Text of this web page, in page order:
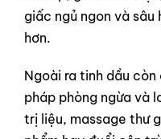
giấc ngủ ngon và sâu
hơn.
Ngoài ra tinh dầu còn
pháp phòng ngừa và
trị liệu, massage thư